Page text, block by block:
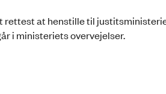
rettest at henstille til
i ministeriets overvejelser.